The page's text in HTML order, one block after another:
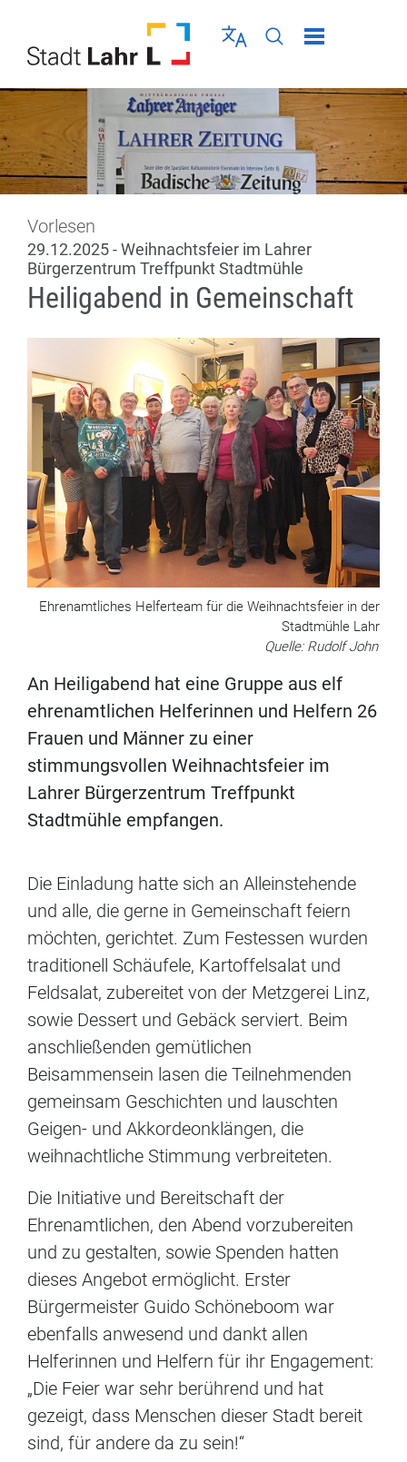
Sprache wählen
Seiten-Suche
Menü schließen
Vorlesen
29.12.2025 - Weihnachtsfeier im Lahrer
Bürgerzentrum Treffpunkt Stadtmühle
Heiligabend in Gemeinschaft
Ehrenamtliches Helferteam für die Weihnachtsfeier in der
Stadtmühle Lahr
Quelle: Rudolf John
An Heiligabend hat eine Gruppe aus elf
ehrenamtlichen Helferinnen und Helfern 26
Frauen und Männer zu einer
stimmungsvollen Weihnachtsfeier im
Lahrer Bürgerzentrum Treffpunkt
Stadtmühle empfangen.
Die Einladung hatte sich an Alleinstehende
und alle, die gerne in Gemeinschaft feiern
möchten, gerichtet. Zum Festessen wurden
traditionell Schäufele, Kartoffelsalat und
Feldsalat, zubereitet von der Metzgerei Linz,
sowie Dessert und Gebäck serviert. Beim
anschließenden gemütlichen
Beisammensein lasen die Teilnehmenden
gemeinsam Geschichten und lauschten
Geigen- und Akkordeonklängen, die
weihnachtliche Stimmung verbreiteten.
Die Initiative und Bereitschaft der
Ehrenamtlichen, den Abend vorzubereiten
und zu gestalten, sowie Spenden hatten
dieses Angebot ermöglicht. Erster
Bürgermeister Guido Schöneboom war
ebenfalls anwesend und dankt allen
Helferinnen und Helfern für ihr Engagement:
„Die Feier war sehr berührend und hat
gezeigt, dass Menschen dieser Stadt bereit
sind, für andere da zu sein!“